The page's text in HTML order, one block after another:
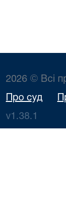
2026 © Всі
Про суд
v1.38.1